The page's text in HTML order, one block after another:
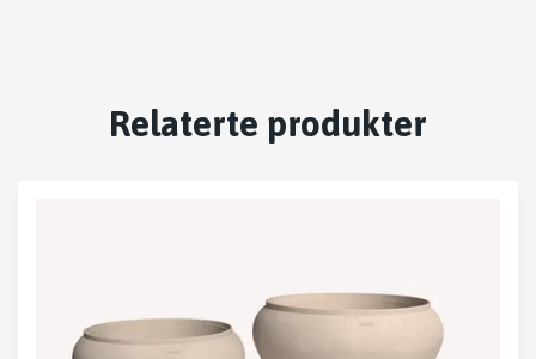
Relaterte produkter